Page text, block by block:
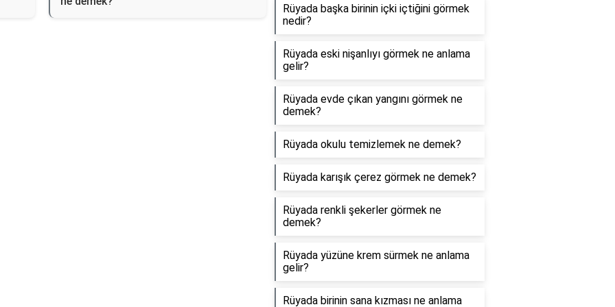
Rüyada başka birinin içki içtiğini görmek
nedir?
Rüyada eski nişanlıyı görmek ne anlama
gelir?
Rüyada evde çıkan yangını görmek ne
demek?
Rüyada okulu temizlemek ne demek?
Rüyada karışık çerez görmek ne demek?
Rüyada renkli şekerler görmek ne
demek?
Rüyada yüzüne krem sürmek ne anlama
gelir?
Rüyada birinin sana kızması ne anlama